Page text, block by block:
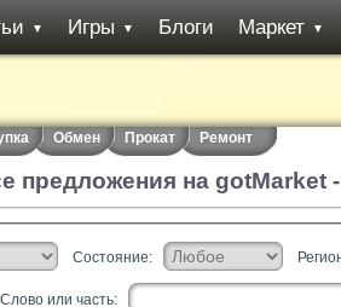
▼ Игры ▼ Блоги Маркет ▼
Обмен Прокат Ремонт
предложения на gotMarket
Состояние:
Слово или часть: